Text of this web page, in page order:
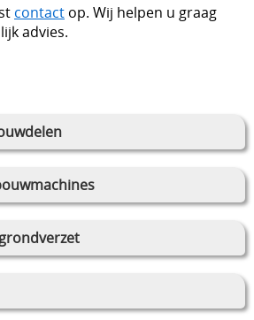
contact op. Wij helpen u graag
advies.